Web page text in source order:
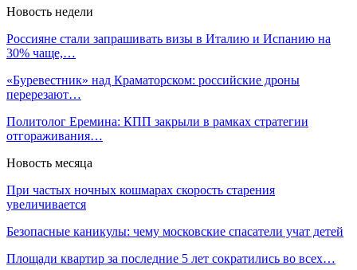
Новость недели
Россияне стали запрашивать визы в Италию и Испанию на
30% чаще,…
«Буревестник» над Краматорском: российские дроны
перерезают…
Политолог Еремина: КПП закрыли в рамках стратегии
отгораживания…
Новость месяца
При частых ночных кошмарах скорость старения
увеличивается
Безопасные каникулы: чему московские спасатели учат детей
Площади квартир за последние 5 лет сократились во всех…